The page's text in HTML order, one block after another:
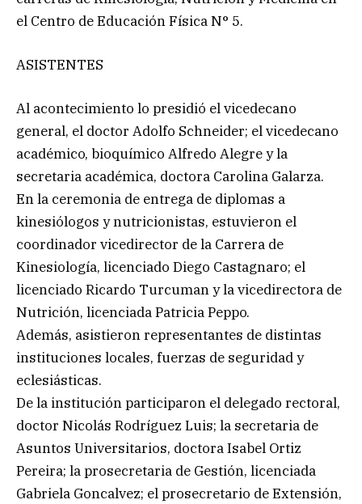
el Centro de Educación Física N° 5.
ASISTENTES
Al acontecimiento lo presidió el vicedecano
general, el doctor Adolfo Schneider; el vicedecano
académico, bioquímico Alfredo Alegre y la
secretaria académica, doctora Carolina Galarza.
En la ceremonia de entrega de diplomas a
kinesiólogos y nutricionistas, estuvieron el
coordinador vicedirector de la Carrera de
Kinesiología, licenciado Diego Castagnaro; el
licenciado Ricardo Turcuman y la vicedirectora de
Nutrición, licenciada Patricia Peppo.
Además, asistieron representantes de distintas
instituciones locales, fuerzas de seguridad y
eclesiásticas.
De la institución participaron el delegado rectoral,
doctor Nicolás Rodríguez Luis; la secretaria de
Asuntos Universitarios, doctora Isabel Ortiz
Pereira; la prosecretaria de Gestión, licenciada
Gabriela Goncalvez; el prosecretario de Extensión,